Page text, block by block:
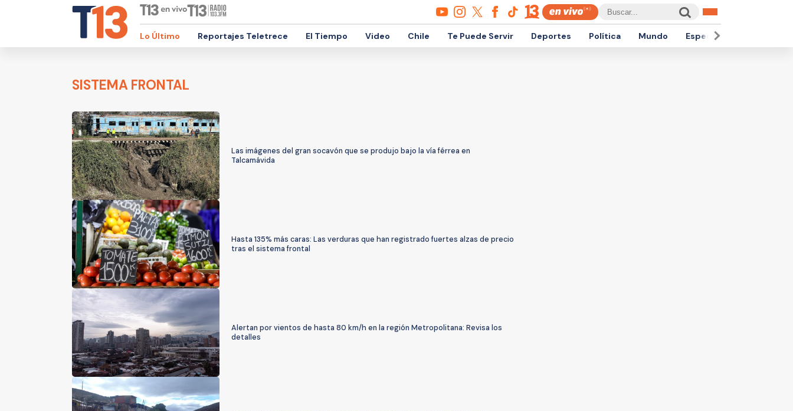
Lo Último Reportajes Teletrece El Tiempo Video Chile Te Puede Servir Deportes Política Mundo Espectáculos
SISTEMA FRONTAL
Las imágenes del gran socavón que se produjo bajo la vía férrea en
Talcamávida
Hasta 135% más caras: Las verduras que han registrado fuertes alzas de precio
tras el sistema frontal
Alertan por vientos de hasta 80 km/h en la región Metropolitana: Revisa los
detalles